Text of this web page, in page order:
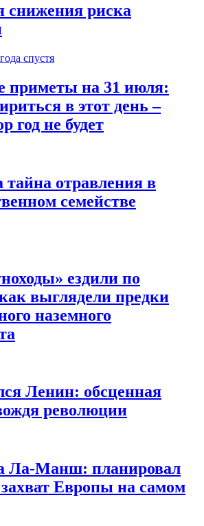
снижения риска
спустя
приметы на 31 июля:
в этот день –
год не будет
тайна отравления в
семействе
ездили по
выглядели предки
наземного
Ленин: обсценная
революции
Ла-Манш: планировал
Европы на самом